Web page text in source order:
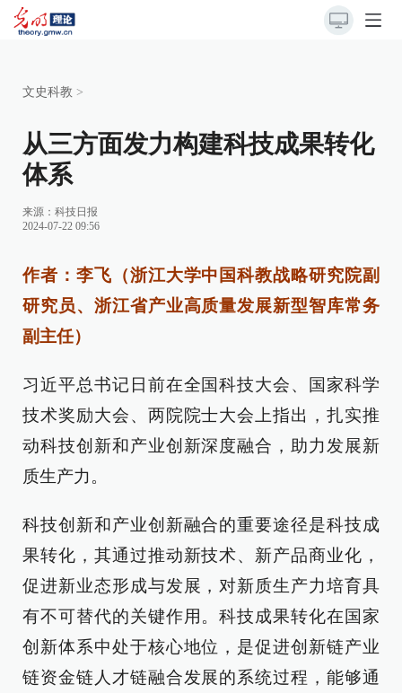
文史科教 >
从三方面发力构建科技成果转化
体系
来源： 科技日报
2024-07-22 09:56
作者：李飞（浙江大学中国科教战略研究院副
研究员、浙江省产业高质量发展新型智库常务
副主任）
习近平总书记日前在全国科技大会、国家科学
技术奖励大会、两院院士大会上指出，扎实推
动科技创新和产业创新深度融合，助力发展新
质生产力。
科技创新和产业创新融合的重要途径是科技成
果转化，其通过推动新技术、新产品商业化，
促进新业态形成与发展，对新质生产力培育具
有不可替代的关键作用。科技成果转化在国家
创新体系中处于核心地位，是促进创新链产业
链资金链人才链融合发展的系统过程，能够通